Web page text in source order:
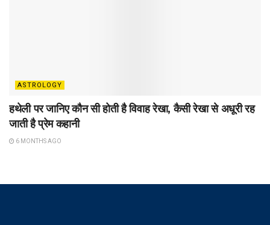
ASTROLOGY
हथेली पर जानिए कौन सी होती है विवाह रेखा, कैसी रेखा से अधूरी रह
जाती है प्रेम कहानी
6 MONTHS AGO